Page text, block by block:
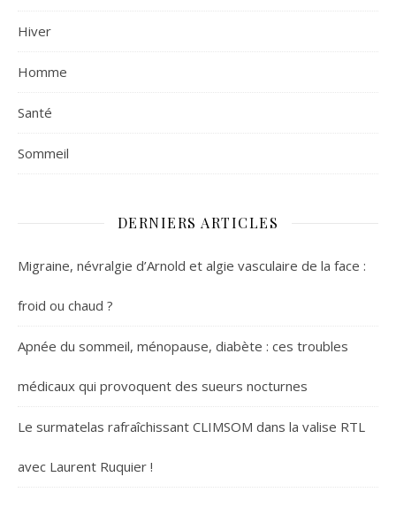
Hiver
Homme
Santé
Sommeil
DERNIERS ARTICLES
Migraine, névralgie d’Arnold et algie vasculaire de la face :
froid ou chaud ?
Apnée du sommeil, ménopause, diabète : ces troubles
médicaux qui provoquent des sueurs nocturnes
Le surmatelas rafraîchissant CLIMSOM dans la valise RTL
avec Laurent Ruquier !